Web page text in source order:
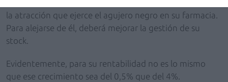
la atracción que ejerce el agujero negro en su farmacia.
Para alejarse de él, deberá mejorar la gestión de su
stock.
Evidentemente, para su rentabilidad no es lo mismo
que ese crecimiento sea del 0,5% que del 4%.